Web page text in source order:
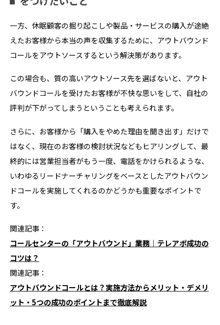
一方、休眠顧客の掘り起こしや製品・サービスの購入が途絶
えたお客様から本当の声を収集するために、アウトバウンド
コールをアウトソースするという解決策があります。
この場合も、質の高いアウトソース先を選ばないと、アウト
バウンドコールを受けたお客様が不快な思いをして、自社の
評判が下がってしまうということも考えられます。
さらに、お客様から「購入をやめた理由を聞き出す」だけで
はなく、現在のお客様の検討状況などもヒアリングして、最
終的には営業担当者がもう一度、電話をかけられるような、
いわゆるリードナーチャリングをベースとしたアウトバウン
ドコールを実施してくれるのかどうかも重要なポイントで
す。
関連記事：
コールセンターの「アウトバウンド」業務｜テレアポ成功の
コツは？
関連記事：
アウトバウンドコールとは？実施方法からメリット・デメリ
ット・5つの成功のポイントまで徹底解説